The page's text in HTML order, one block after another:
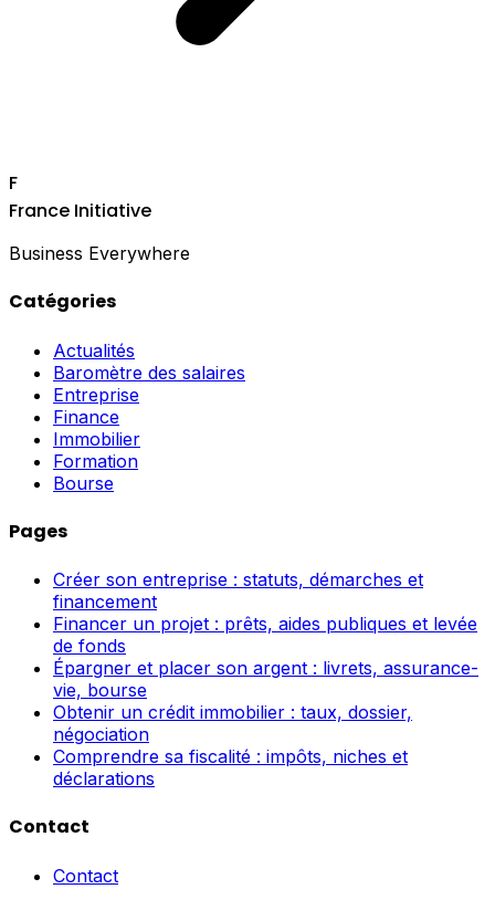
F
France Initiative
Business Everywhere
Catégories
Actualités
Baromètre des salaires
Entreprise
Finance
Immobilier
Formation
Bourse
Pages
Créer son entreprise : statuts, démarches et
financement
Financer un projet : prêts, aides publiques et levée
de fonds
Épargner et placer son argent : livrets, assurance-
vie, bourse
Obtenir un crédit immobilier : taux, dossier,
négociation
Comprendre sa fiscalité : impôts, niches et
déclarations
Contact
Contact